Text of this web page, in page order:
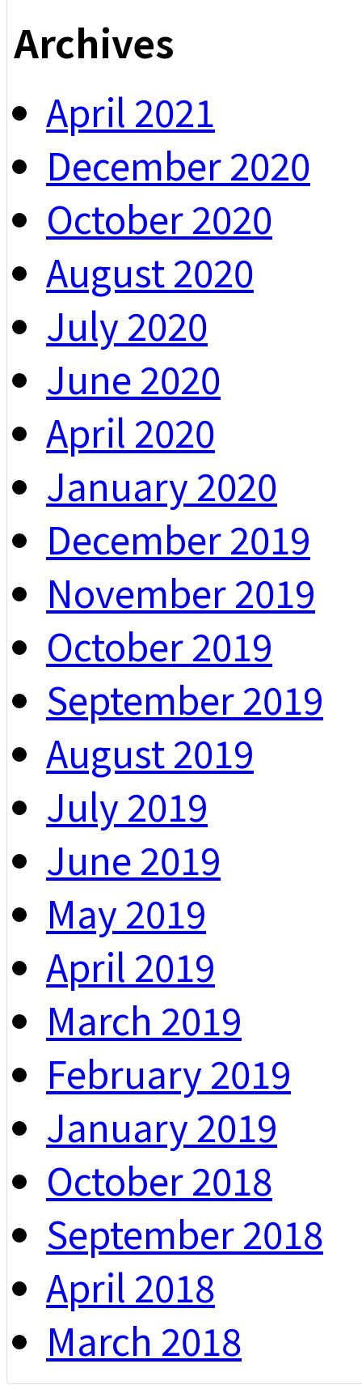
Archives
April 2021
December 2020
October 2020
August 2020
July 2020
June 2020
April 2020
January 2020
December 2019
November 2019
October 2019
September 2019
August 2019
July 2019
June 2019
May 2019
April 2019
March 2019
February 2019
January 2019
October 2018
September 2018
April 2018
March 2018